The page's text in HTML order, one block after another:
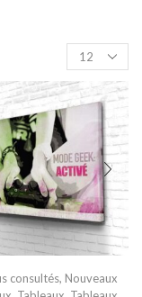
consultés, Nouveaux